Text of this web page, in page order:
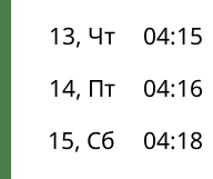
13, Чт
04:15
14, Пт
04:16
15, Сб
04:18